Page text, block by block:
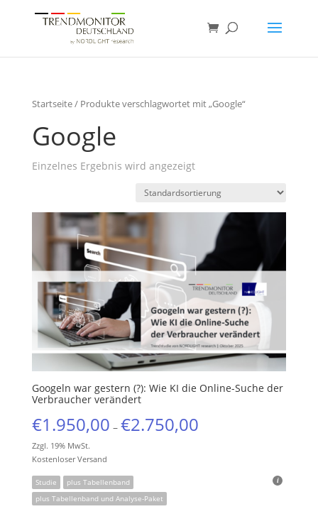
Startseite/ Produkte verschlagwortet mit „Google“
Google
Einzelnes Ergebnis wird angezeigt
Googeln war gestern (?): Wie KI die Online-Suche der
Verbraucher verändert
€1.950,00 – €2.750,00
Zzgl. 19% MwSt.
Kostenloser Versand
Studie
plus Tabellenband
plus Tabellenband und Analyse-Paket